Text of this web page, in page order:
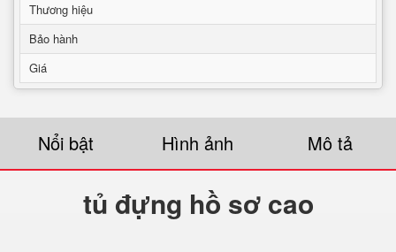
Thương hiệu
Bảo hành
Giá
Nổi bật Hình ảnh Mô tả
tủ đựng hồ sơ cao